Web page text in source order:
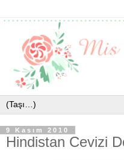
9 Kasım 2010
Hindistan Cevizi